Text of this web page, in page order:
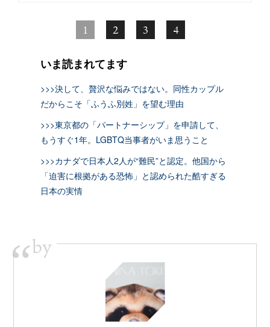
1 2 3 4
いま読まれてます
>>>決して、贅沢な悩みではない。同性カップル
だからこそ「ふうふ別姓」を望む理由
>>>東京都の「パートナーシップ」を申請して、
もうすぐ1年。LGBTQ当事者がいま思うこと
>>>カナダで日本人2人が“難民”と認定。他国から
「迫害に根拠がある恐怖」と認められた酷すぎる
日本の実情
“by